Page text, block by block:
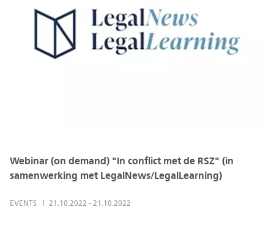
Webinar (on demand) "In conflict met de RSZ" (in
samenwerking met LegalNews/LegalLearning)
EVENTS 21.10.2022 - 21.10.2022